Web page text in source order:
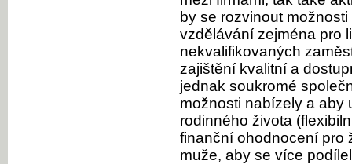
by se rozvinout
vzdělávání zejména pro
nekvalifikovaných
zajištění kvalitní a
jednak soukromé
možnosti nabízely a aby
rodinného života
finanční ohodnocení pro
muže, aby se více